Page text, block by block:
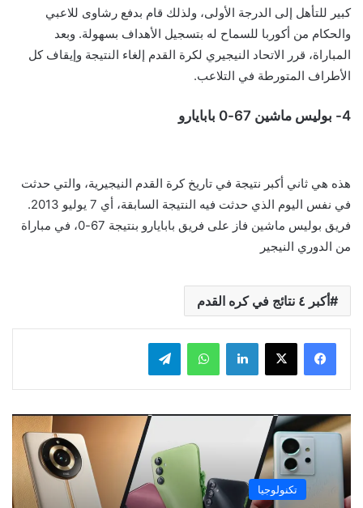
كبير للتأهل إلى الدرجة الأولى، ولذلك قام بدفع رشاوى للاعبي
والحكام من أكوربا للسماح له بتسجيل الأهداف بسهولة. وبعد
المباراة، قرر الاتحاد النيجيري لكرة القدم إلغاء النتيجة وإيقاف كل
الأطراف المتورطة في التلاعب.
4- بوليس ماشين 67-0 بابايارو
هذه هي ثاني أكبر نتيجة في تاريخ كرة القدم النيجيرية، والتي حدثت
في نفس اليوم الذي حدثت فيه النتيجة السابقة، أي 7 يوليو 2013.
فريق بوليس ماشين فاز على فريق بابايارو بنتيجة 67-0، في مباراة
من الدوري النيجير
أكبر ٤ نتائج في كره القدم
لينكدإن واتساب
تكنولوجيا